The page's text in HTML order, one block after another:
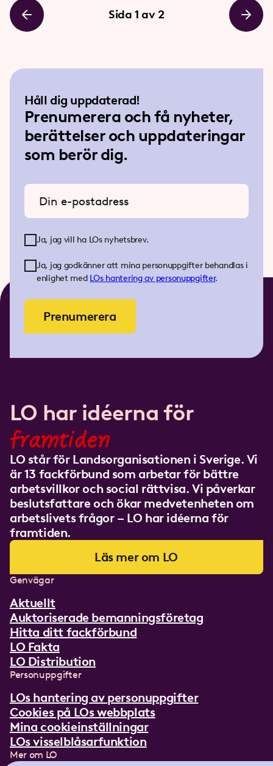
Sida1 av 2
Håll dig uppdaterad!
Prenumerera och få nyheter,
berättelser och uppdateringar
som berör dig.
Ange din e-postadress
Ja, jag vill ha LOs nyhetsbrev.
Ja, jag godkänner att mina personuppgifter behandlas i
enlighet med LOs hantering av personuppgifter.
Prenumerera
LO har idéerna för
framtiden
LO står för Landsorganisationen i Sverige. Vi
är 13 fackförbund som arbetar för bättre
arbetsvillkor och social rättvisa. Vi påverkar
beslutsfattare och ökar medvetenheten om
arbetslivets frågor – LO har idéerna för
framtiden.
Läs mer om LO
Genvägar
Aktuellt
Auktoriserade bemanningsföretag
Hitta ditt fackförbund
LO Fakta
LO Distribution
Personuppgifter
LOs hantering av personuppgifter
Cookies på LOs webbplats
Mina cookieinställningar
LOs visselblåsarfunktion
Mer om LO